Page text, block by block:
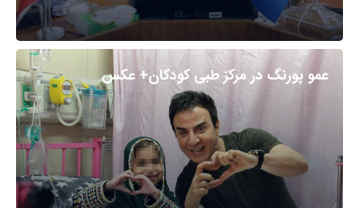
عمو پورنگ در مرکز طبی کودکان+ عکس